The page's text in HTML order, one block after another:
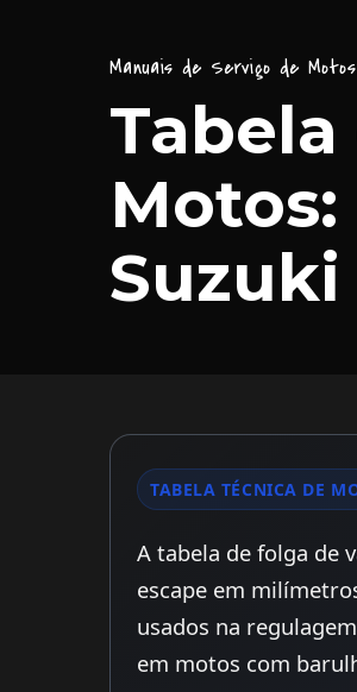
Manuais de Serviço de
Motos:
Suzuki
TABELA TÉCNICA DE
A tabela de folga de
escape em
usados na
em motos com